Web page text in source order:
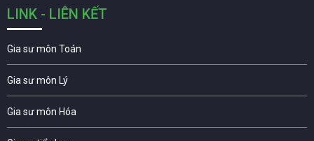
LINK - LIÊN KẾT
Gia sư môn Toán
Gia sư môn Lý
Gia sư môn Hóa